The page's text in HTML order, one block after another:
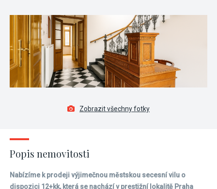
Zobrazit všechny fotky
Popis nemovitosti
Nabízíme k prodeji výjimečnou městskou secesní vilu o
dispozici 12+kk, která se nachází v prestižní lokalitě Praha